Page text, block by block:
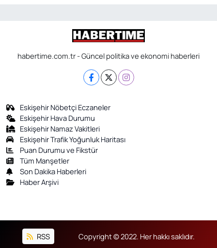
habertime.com.tr - Güncel politika ve ekonomi haberleri
Eskişehir Nöbetçi Eczaneler
Eskişehir Hava Durumu
Eskişehir Namaz Vakitleri
Eskişehir Trafik Yoğunluk Haritası
Puan Durumu ve Fikstür
Tüm Manşetler
Son Dakika Haberleri
Haber Arşivi
RSS Copyright © 2022. Her hakkı saklıdır.